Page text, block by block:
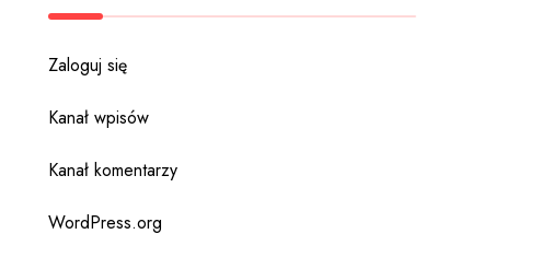
Zaloguj się
Kanał wpisów
Kanał komentarzy
WordPress.org